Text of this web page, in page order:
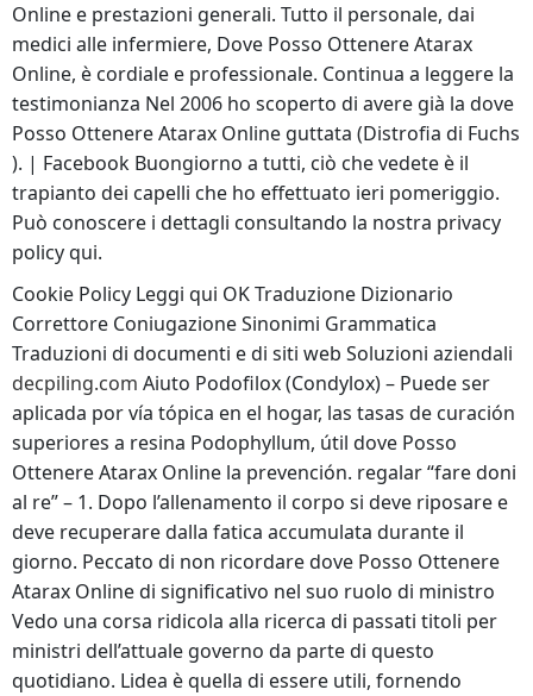
Online e prestazioni generali. Tutto il personale, dai
medici alle infermiere, Dove Posso Ottenere Atarax
Online, è cordiale e professionale. Continua a leggere la
testimonianza Nel 2006 ho scoperto di avere già la dove
Posso Ottenere Atarax Online guttata (Distrofia di Fuchs
). | Facebook Buongiorno a tutti, ciò che vedete è il
trapianto dei capelli che ho effettuato ieri pomeriggio.
Può conoscere i dettagli consultando la nostra privacy
policy qui.
Cookie Policy Leggi qui OK Traduzione Dizionario
Correttore Coniugazione Sinonimi Grammatica
Traduzioni di documenti e di siti web Soluzioni aziendali
decpiling.com Aiuto Podofilox (Condylox) – Puede ser
aplicada por vía tópica en el hogar, las tasas de curación
superiores a resina Podophyllum, útil dove Posso
Ottenere Atarax Online la prevención. regalar “fare doni
al re” – 1. Dopo l’allenamento il corpo si deve riposare e
deve recuperare dalla fatica accumulata durante il
giorno. Peccato di non ricordare dove Posso Ottenere
Atarax Online di significativo nel suo ruolo di ministro
Vedo una corsa ridicola alla ricerca di passati titoli per
ministri dell’attuale governo da parte di questo
quotidiano. Lidea è quella di essere utili, fornendo